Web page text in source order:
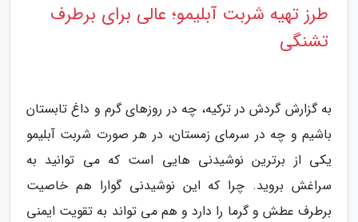
طرز تهیه شربت آبلیمو؛ عالی برای برطرف
تشنگی
به گزارش گردش در ترکیه، چه در روزهای گرم و داغ تابستان
باشیم و چه در سرمای زمستان، در هر صورت شربت آبلیمو
یکی از برترین نوشیدنی هایی است که می توانید به
سراغش بروید. چرا که این نوشیدنی گوارا هم خاصیت
برطرف عطش و گرما را دارد و هم می تواند به تقویت ایمنی